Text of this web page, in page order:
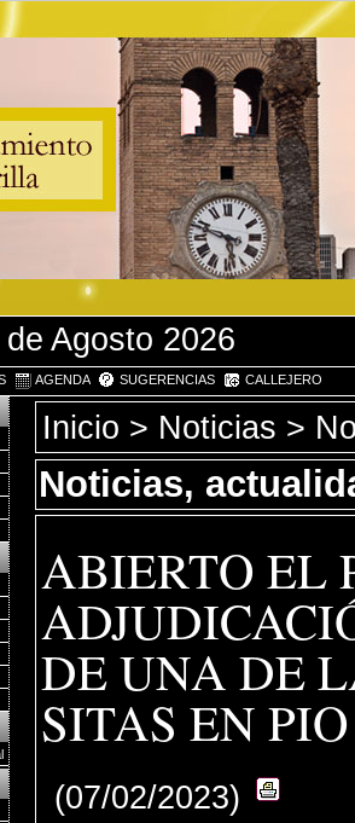
Agosto 2026
AGENDA SUGERENCIAS CALLEJERO
Inicio > Noticias >
Noticias,
ABIERTO EL
DE UNA DE
SITAS EN
(07/02/2023)